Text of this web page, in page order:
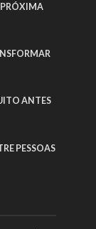
ANTES
PESSOAS